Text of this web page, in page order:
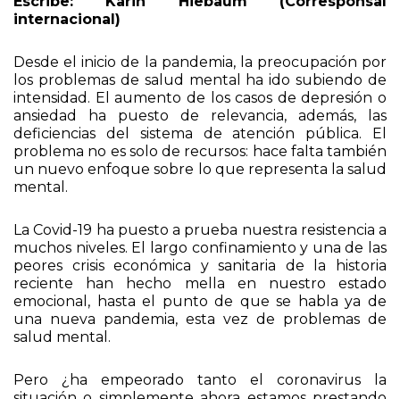
Escribe: Karin Hiebaum (Corresponsal
Desde el inicio de la pandemia, la preocupación por
los problemas de salud mental ha ido subiendo de
intensidad. El aumento de los casos de depresión o
ansiedad ha puesto de relevancia, además, las
deficiencias del sistema de atención pública. El
problema no es solo de recursos: hace falta también
La Covid-19 ha puesto a prueba nuestra resistencia a
muchos niveles. El largo confinamiento y una de las
peores crisis económica y sanitaria de la historia
reciente han hecho mella en nuestro estado
emocional, hasta el punto de que se habla ya de